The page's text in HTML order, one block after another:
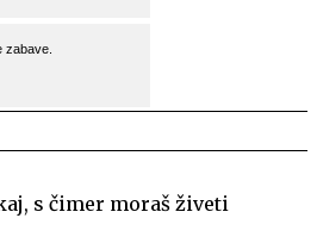
s čimer moraš živeti